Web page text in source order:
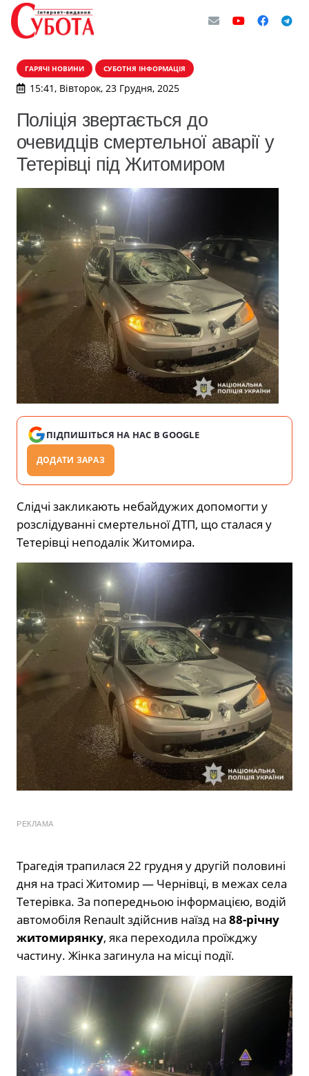
ГАРЯЧІ НОВИНИ СУБОТНЯ ІНФОРМАЦІЯ
15:41, Вівторок, 23 Грудня, 2025
Поліція звертається до
очевидців смертельної аварії у
Тетерівці під Житомиром
ПІДПИШІТЬСЯ НА НАС В GOOGLE
ДОДАТИ ЗАРАЗ
Слідчі закликають небайдужих допомогти у
розслідуванні смертельної ДТП, що сталася у
Тетерівці неподалік Житомира.
РЕКЛАМА
Трагедія трапилася 22 грудня у другій половині
дня на трасі Житомир — Чернівці, в межах села
Тетерівка. За попередньою інформацією, водій
автомобіля Renault здійснив наїзд на 88-річну
житомирянку, яка переходила проїжджу
частину. Жінка загинула на місці події.